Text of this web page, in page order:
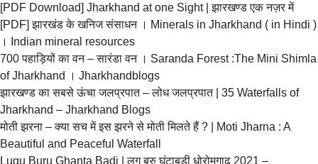
[PDF Download] Jharkhand at one Sight | झारखण्ड एक नज़र में
[PDF] झारखंड के खनिज संसाधन । Minerals in Jharkhand ( in Hindi )
। Indian mineral resources
700 पहाड़ियों का वन – सारंडा वन । Saranda Forest :The Mini Shimla
of Jharkhand । Jharkhandblogs
झारखण्ड का सबसे ऊंचा जलप्रपात – लोध जलप्रपात | 35 Waterfalls of
Jharkhand – Jharkhand Blogs
मोती झरना – क्या सच में इस झरने से मोती मिलते हैं ? | Moti Jharna : A
Beautiful and Peaceful Waterfall
Lugu Buru Ghanta Badi | लुगू बुरु घंटाबड़ी धोरोमगाढ़ 2021 –